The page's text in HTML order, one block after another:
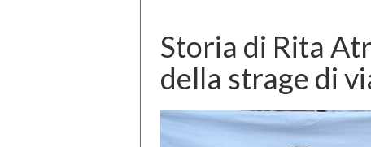
Storia di Rita
della strage di